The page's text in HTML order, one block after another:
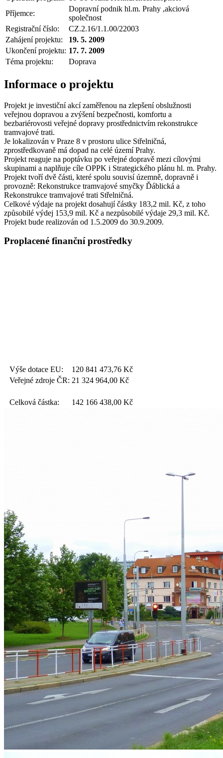
Příjemce:
Dopravní podnik hl.m. Prahy ,akciová
společnost
Registrační číslo:
CZ.2.16/1.1.00/22003
Zahájení projektu:
19. 5. 2009
Ukončení projektu: 17. 7. 2009
Téma projektu:
Doprava
Informace o projektu
Projekt je investiční akcí zaměřenou na zlepšení obslužnosti
veřejnou dopravou a zvýšení bezpečnosti, komfortu a
bezbariérovosti veřejné dopravy prostřednictvím rekonstrukce
tramvajové trati.
Je lokalizován v Praze 8 v prostoru ulice Střelničná,
zprostředkovaně má dopad na celé území Prahy.
Projekt reaguje na poptávku po veřejné dopravě mezi cílovými
skupinami a naplňuje cíle OPPK i Strategického plánu hl. m. Prahy.
Projekt tvoří dvě části, které spolu souvisí územně, dopravně i
provozně: Rekonstrukce tramvajové smyčky Ďáblická a
Rekonstrukce tramvajové trati Střelničná.
Celkové výdaje na projekt dosahují částky 183,2 mil. Kč, z toho
způsobilé výdej 153,9 mil. Kč a nezpůsobilé výdaje 29,3 mil. Kč.
Projekt bude realizován od 1.5.2009 do 30.9.2009.
Proplacené finanční prostředky
Výše dotace EU: 120 841 473,76 Kč
Veřejné zdroje ČR: 21 324 964,00 Kč
Celková částka: 142 166 438,00 Kč